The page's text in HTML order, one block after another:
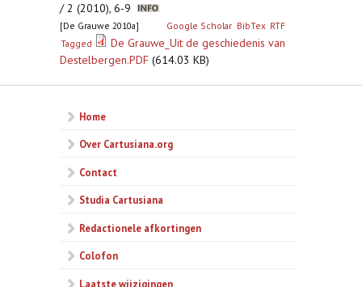
/ 2 (2010), 6-9
[De Grauwe 2010a] Google Scholar BibTex RTF
Tagged
De Grauwe_Uit de geschiedenis van
Destelbergen.PDF (614.03 KB)
Home
Over Cartusiana.org
Contact
Studia Cartusiana
Redactionele afkortingen
Colofon
Laatste wijzigingen